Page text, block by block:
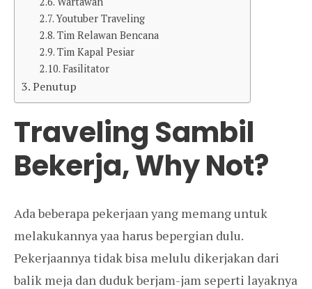
Youtuber Traveling
Tim Relawan Bencana
Tim Kapal Pesiar
Fasilitator
Penutup
Traveling Sambil
Bekerja, Why Not?
Ada beberapa pekerjaan yang memang untuk
melakukannya yaa harus bepergian dulu.
Pekerjaannya tidak bisa melulu dikerjakan dari
balik meja dan duduk berjam-jam seperti layaknya